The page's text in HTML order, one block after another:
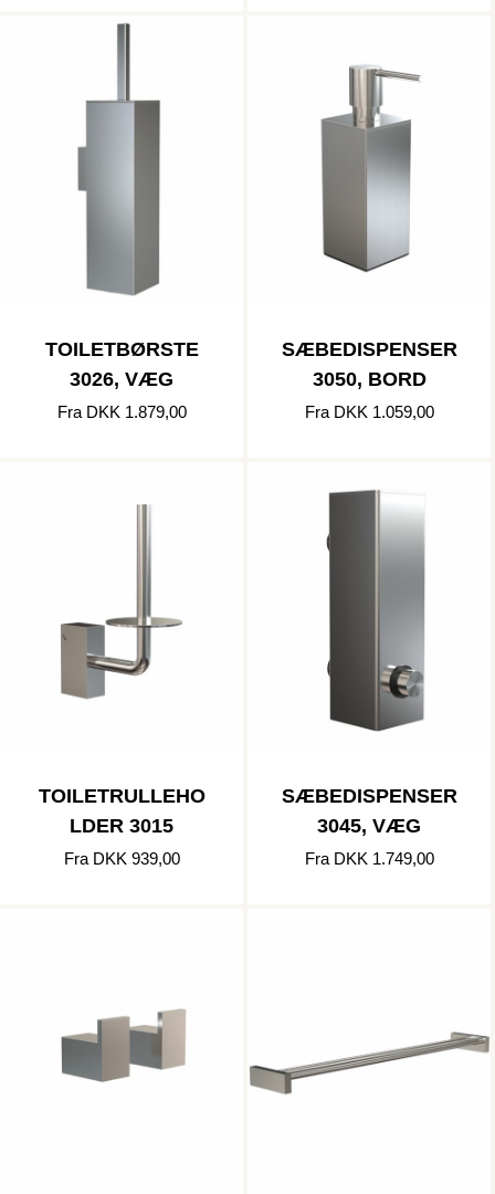
TOILETBØRSTE
3026, VÆG
Fra DKK 1.879,00
SÆBEDISPENSER
3050, BORD
Fra DKK 1.059,00
TOILETRULLEHO
LDER 3015
Fra DKK 939,00
SÆBEDISPENSER
3045, VÆG
Fra DKK 1.749,00